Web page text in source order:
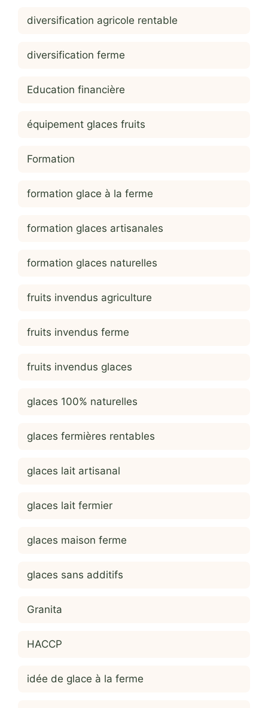
diversification agricole rentable
diversification ferme
Education financière
équipement glaces fruits
Formation
formation glace à la ferme
formation glaces artisanales
formation glaces naturelles
fruits invendus agriculture
fruits invendus ferme
fruits invendus glaces
glaces 100% naturelles
glaces fermières rentables
glaces lait artisanal
glaces lait fermier
glaces maison ferme
glaces sans additifs
Granita
HACCP
idée de glace à la ferme